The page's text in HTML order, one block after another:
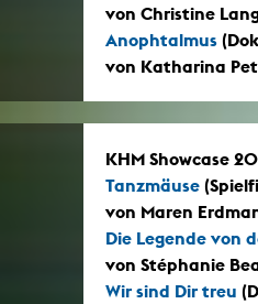
von Christine
Anophtalmus
von Katharina
KHM Showcase
Tanzmäuse
von Maren
Die Legende von
von Stéphanie
Wir sind Dir treu